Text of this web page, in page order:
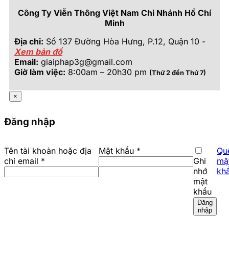
Công Ty Viễn Thông Việt Nam Chi Nhánh Hồ Chí
Minh
Địa chỉ: Số 137 Đường Hòa Hưng, P.12, Quận 10 -
Xem bản đồ
Email: giaiphap3g@gmail.com
Giờ làm việc: 8:00am – 20h30 pm (Thứ 2 đến Thứ 7)
×
Đăng nhập
Tên tài khoản hoặc địa
chỉ email *
Mật khẩu *
Ghi
nhớ
mật
khẩu
Đăng
nhập